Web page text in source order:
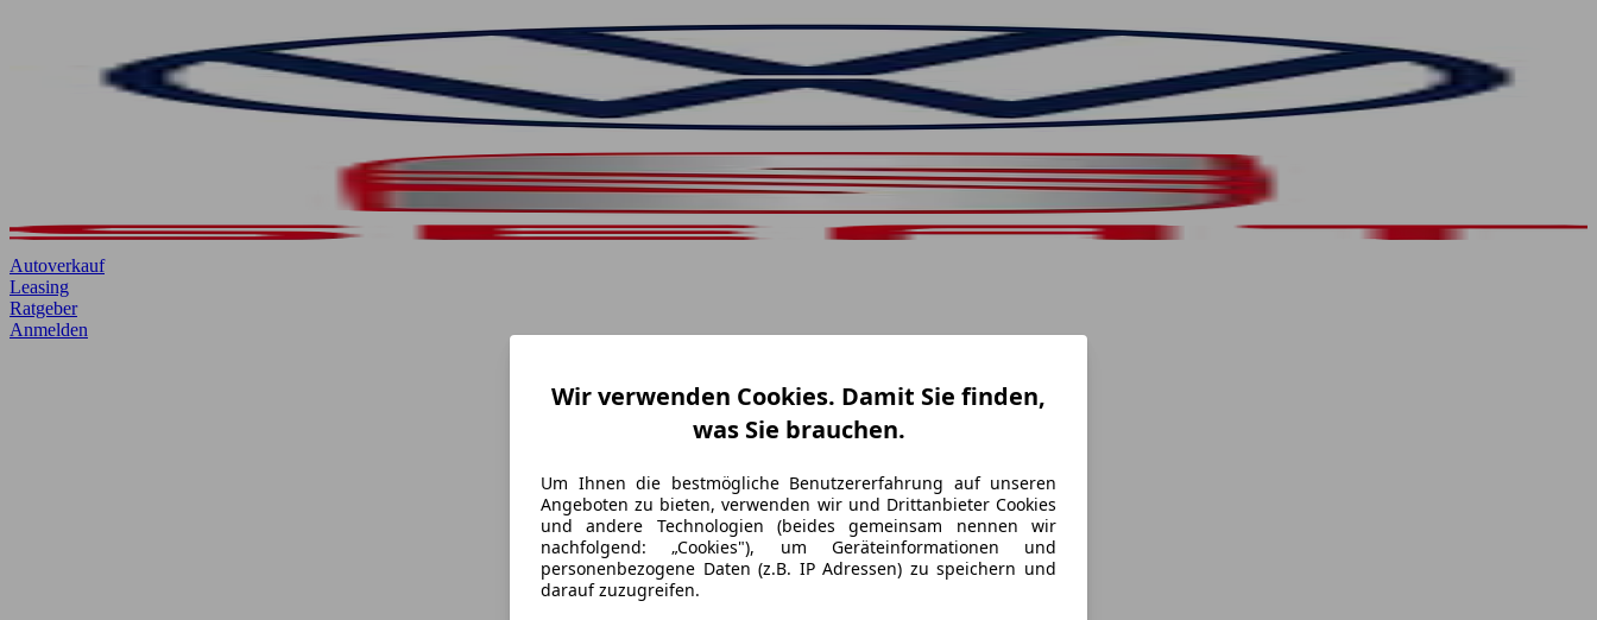
Wir verwenden Cookies. Damit Sie finden,
was Sie brauchen.
Um Ihnen die bestmögliche Benutzererfahrung auf unseren
Angeboten zu bieten, verwenden wir und Drittanbieter Cookies
und andere Technologien (beides gemeinsam nennen wir
nachfolgend: „Cookies"), um Geräteinformationen und
personenbezogene Daten (z.B. IP Adressen) zu speichern und
darauf zuzugreifen.
Autoverkauf
Leasing
Ratgeber
Anmelden